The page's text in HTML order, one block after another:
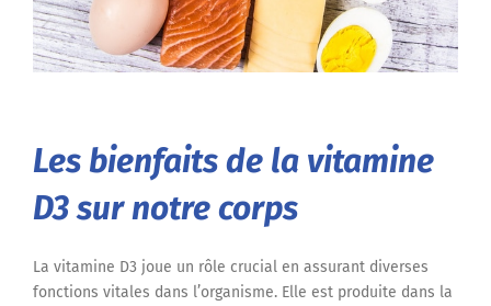
Les bienfaits de la vitamine
D3 sur notre corps
La vitamine D3 joue un rôle crucial en assurant diverses
fonctions vitales dans l’organisme. Elle est produite dans la